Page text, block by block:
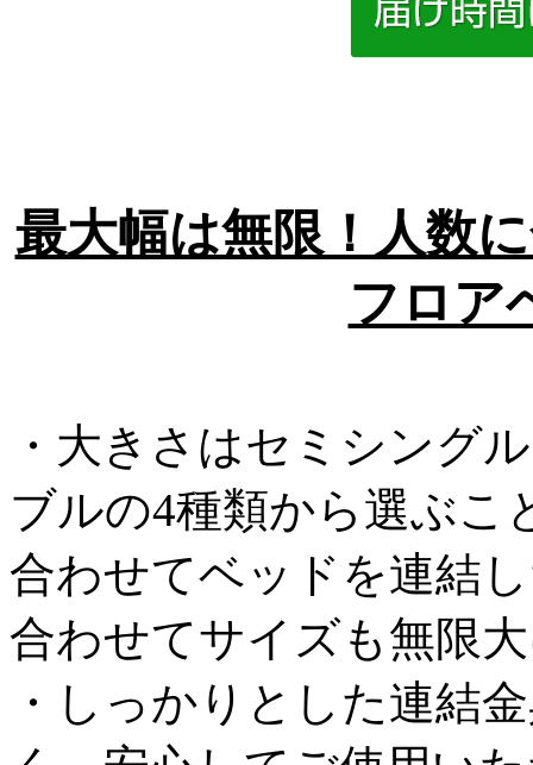
最大幅は無限！人数
フロア
・大きさはセミシング
ブルの4種類から選ぶこ
合わせてベッドを連結
合わせてサイズも無限
・しっかりとした連結